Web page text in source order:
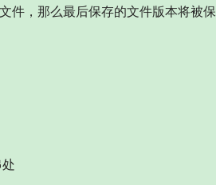
件，那么最后保存的文件版本将被保